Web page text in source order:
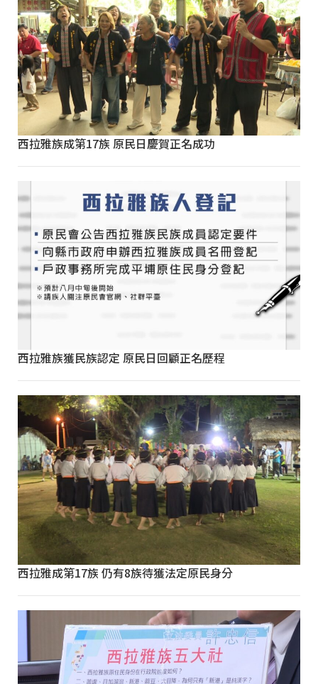
西拉雅族成第17族 原民日慶賀正名成功
西拉雅族獲民族認定 原民日回顧正名歷程
西拉雅成第17族 仍有8族待獲法定原民身分